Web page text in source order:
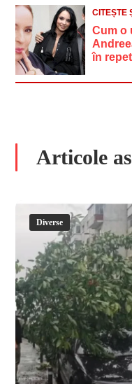
CITEȘTE
Cum o
în
Articole
Diverse